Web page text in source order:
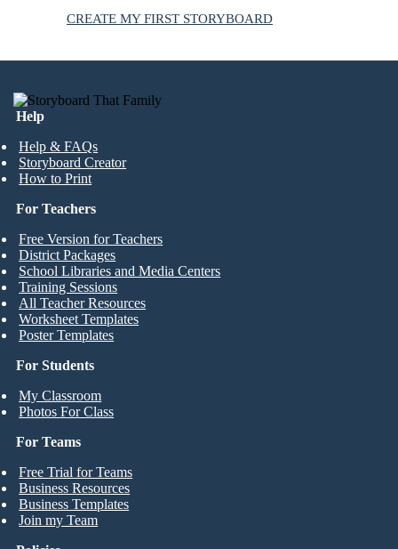
CREATE MY FIRST STORYBOARD
Help
Help & FAQs
Storyboard Creator
How to Print
For Students
My Classroom
Photos For Class
For Teachers
Free Version for Teachers
District Packages
School Libraries and Media Centers
Training Sessions
All Teacher Resources
Worksheet Templates
Poster Templates
For Teams
Free Trial for Teams
Business Resources
Business Templates
Join my Team